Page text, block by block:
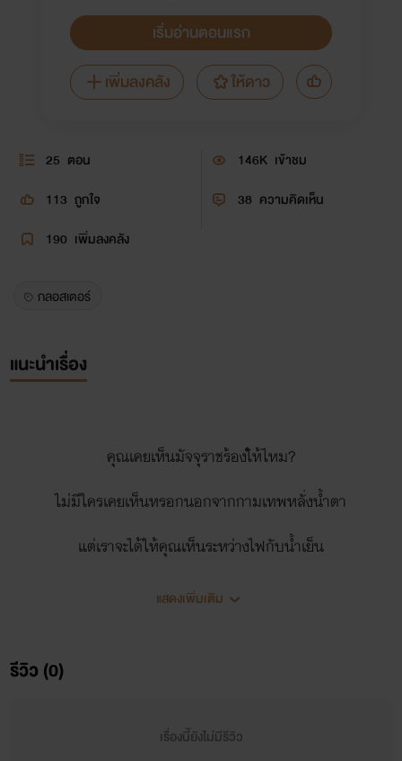
เริ่มอ่านตอนแรก
เพิ่มลงคลัง
ให้ดาว
25 ตอน 146K เข้าชม
113 ถูกใจ 38 ความคิดเห็น
190 เพิ่มลงคลัง
กลอสเตอร์
แนะนำเรื่อง
คุณเคยเห็นมัจจุราชร้องใ้ห้ไหม?
ไม่มีใครเคยเห็นหรอกนอกจากกามเทพหลั่งน้ำตา
แต่เราจะได้ให้คุณเห็นระหว่างไฟกับน้ำเย็น
อสูรกับโฉมงามถึงความแตกต่างแต่ลงตัว
นักธุระกิจบริษัทผลิตและจัดจำหน่ายเครื่องดื่มแอลกอฮอล์
แสดงเพิ่มเติม
รีวิว (0)
เรื่องนี้ยังไม่มีรีวิว